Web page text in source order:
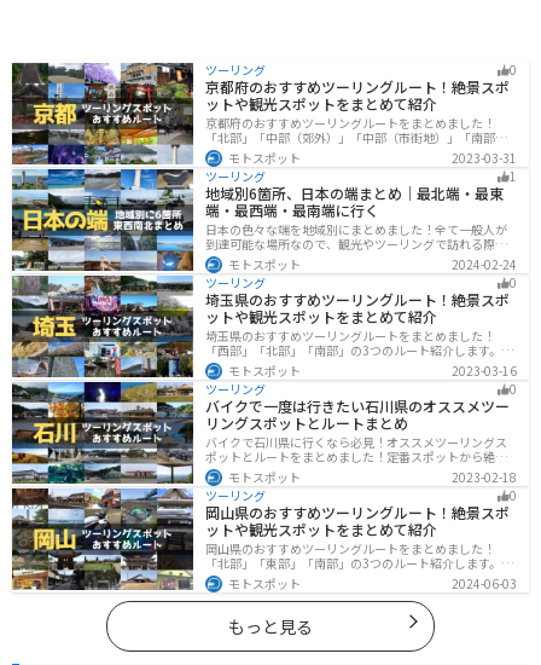
ツーリング 0
京都府のおすすめツーリングルート！絶景スポ
ットや観光スポットをまとめて紹介
京都府のおすすめツーリングルートをまとめました！
「北部」「中部（郊外）」「中部（市街地）」「南部」
の4つのルート紹介します。古い町並みや神社仏閣、自然
に囲まれた風光明媚なスポットが数多く存在し、様々な
楽しみ方ができます。バイクで京都府にツーリングに行
く際は参考にしてください。
モトスポット
2023-03-31
ツーリング
1
地域別6箇所、日本の端まとめ｜最北端・最東
端・最西端・最南端に行く
日本の色々な端を地域別にまとめました！全て一般人が
到達可能な場所なので、観光やツーリングで訪れる際の
参考にしてください。
モトスポット
2024-02-24
ツーリング
0
埼玉県のおすすめツーリングルート！絶景スポ
ットや観光スポットをまとめて紹介
埼玉県のおすすめツーリングルートをまとめました！
「西部」「北部」「南部」の3つのルート紹介します。自
然豊かな西側と街中の東側で違った楽しみ方ができま
す。バイクで埼玉県にツーリングに行く際は参考にして
ください。
モトスポット
2023-03-16
ツーリング
0
バイクで一度は行きたい石川県のオススメツー
リングスポットとルートまとめ
バイクで石川県に行くなら必見！オススメツーリングス
ポットとルートをまとめました！定番スポットから絶景
スポット、温泉、海、グルメなど様々なジャンルで楽し
めます。バイクで石川ツーリングに行こうと思っている
人は、参考にしてください。
モトスポット
2023-02-18
ツーリング
0
岡山県のおすすめツーリングルート！絶景スポ
ットや観光スポットをまとめて紹介
岡山県のおすすめツーリングルートをまとめました！
「北部」「東部」「南部」の3つのルート紹介します。岡
山市や倉敷市など、歴史ある街並みも魅力的で、バイク
ツーリングに最適なスポットが多数あります。バイクで
岡山県にツーリングに行く際は参考にしてください。
モトスポット 2024-06-03
もっと見る